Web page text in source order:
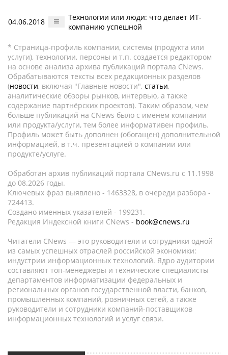
04.06.2018
Технологии или люди: что делает ИТ-
компанию успешной
* Страница-профиль компании, системы (продукта или
услуги), технологии, персоны и т.п. создается редактором
на основе анализа архива публикаций портала CNews.
Обрабатываются тексты всех редакционных разделов
(новости, включая "Главные новости", статьи,
аналитические обзоры рынков, интервью, а также
содержание партнёрских проектов). Таким образом, чем
больше публикаций на CNews было с именем компании
или продукта/услуги, тем более информативен профиль.
Профиль может быть дополнен (обогащен) дополнительной
информацией, в т.ч. презентацией о компании или
продукте/услуге.
Обработан архив публикаций портала CNews.ru c 11.1998
до 08.2026 годы.
Ключевых фраз выявлено - 1463328, в очереди разбора -
724413.
Создано именных указателей - 199231.
Редакция Индексной книги CNews - book@cnews.ru
Читатели CNews — это руководители и сотрудники одной
из самых успешных отраслей российской экономики:
индустрии информационных технологий. Ядро аудитории
составляют топ-менеджеры и технические специалисты
департаментов информатизации федеральных и
региональных органов государственной власти, банков,
промышленных компаний, розничных сетей, а также
руководители и сотрудники компаний-поставщиков
информационных технологий и услуг связи.